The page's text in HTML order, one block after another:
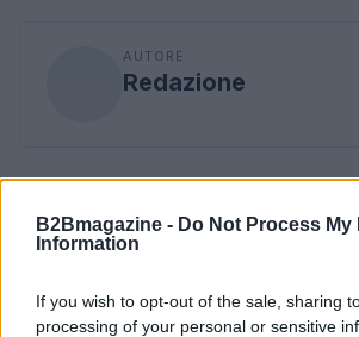
B2Bmagazine - Do Not Process My
Information
If you wish to opt-out of the sale, sharing
processing of your personal or sensitive
AUTORE
Redazione